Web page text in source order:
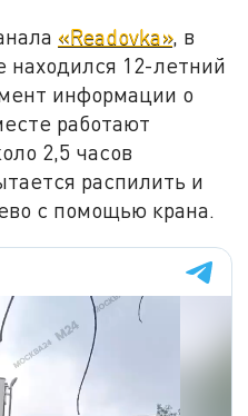
«Readovka», в
находился 12-летний
информации о
работают
2,5 часов
распилить и
с помощью крана.